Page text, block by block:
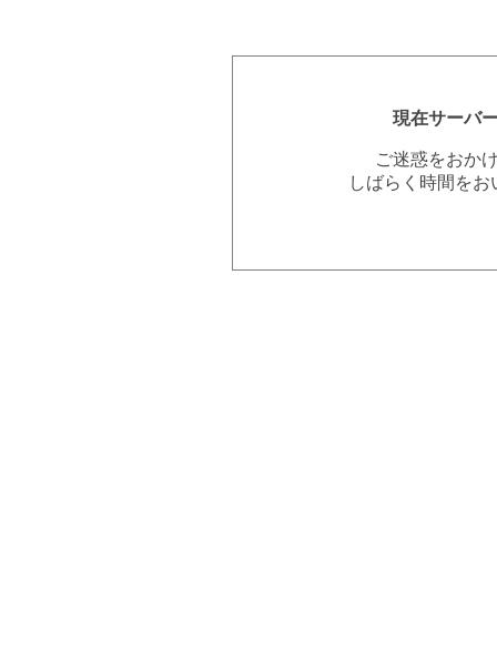
現在サーバ
ご迷惑をおか
しばらく時間を